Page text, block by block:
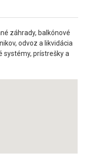
záhrady, balkónové
odvoz a likvidácia
systémy, prístrešky a